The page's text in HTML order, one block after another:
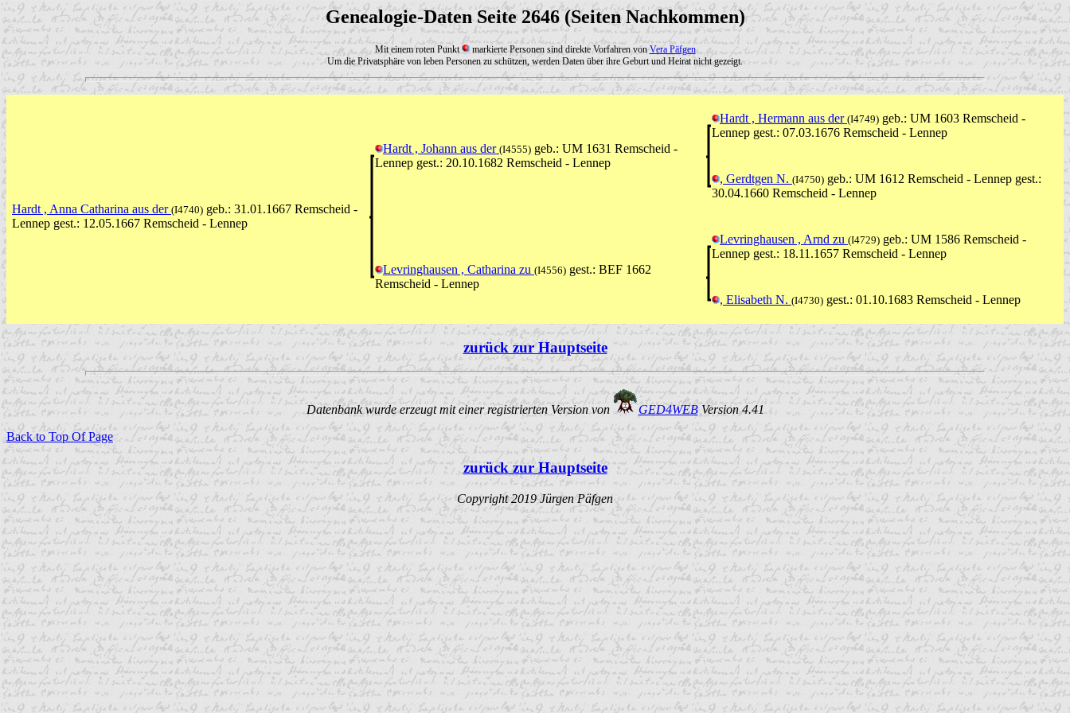
Genealogie-Daten Seite 2646 (Seiten Nachkommen)
Mit einem roten Punkt markierte Personen sind direkte Vorfahren vonVera Päfgen
Um die Privatsphäre von leben Personen zu schützen, werden Daten über ihre Geburt und Heirat nicht gezeigt.
Hardt , Hermann aus der (I4749) geb.: UM 1603 Remscheid -
Lennep gest.: 07.03.1676 Remscheid - Lennep
Hardt , Johann aus der (I4555) geb.: UM 1631 Remscheid -
Lennep gest.: 20.10.1682 Remscheid - Lennep
, Gerdtgen N. (I4750) geb.: UM 1612 Remscheid - Lennep gest.:
30.04.1660 Remscheid - Lennep
Hardt , Anna Catharina aus der (I4740) geb.: 31.01.1667 Remscheid -
Lennep gest.: 12.05.1667 Remscheid - Lennep
Levringhausen , Arnd zu (I4729) geb.: UM 1586 Remscheid -
Lennep gest.: 18.11.1657 Remscheid - Lennep
Levringhausen , Catharina zu (I4556) gest.: BEF 1662
Remscheid - Lennep
, Elisabeth N. (I4730) gest.: 01.10.1683 Remscheid - Lennep
zurück zur Hauptseite
Datenbank wurde erzeugt mit einer registrierten Version von GED4WEBVersion 4.41
Back to Top Of Page
zurück zur Hauptseite
Copyright 2019 Jürgen Päfgen